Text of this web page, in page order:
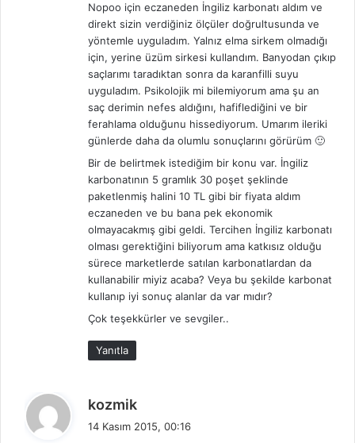
Nopoo için eczaneden İngiliz karbonatı aldım ve
direkt sizin verdiğiniz ölçüler doğrultusunda ve
yöntemle uyguladım. Yalnız elma sirkem olmadığı
için, yerine üzüm sirkesi kullandım. Banyodan çıkıp
saçlarımı taradıktan sonra da karanfilli suyu
uyguladım. Psikolojik mi bilemiyorum ama şu an
saç derimin nefes aldığını, hafiflediğini ve bir
ferahlama olduğunu hissediyorum. Umarım ileriki
günlerde daha da olumlu sonuçlarını görürüm 🙂
Bir de belirtmek istediğim bir konu var. İngiliz
karbonatının 5 gramlık 30 poşet şeklinde
paketlenmiş halini 10 TL gibi bir fiyata aldım
eczaneden ve bu bana pek ekonomik
olmayacakmış gibi geldi. Tercihen İngiliz karbonatı
olması gerektiğini biliyorum ama katkısız olduğu
sürece marketlerde satılan karbonatlardan da
kullanabilir miyiz acaba? Veya bu şekilde karbonat
kullanıp iyi sonuç alanlar da var mıdır?
Çok teşekkürler ve sevgiler..
Yanıtla
kozmik
14 Kasım 2015, 00:16